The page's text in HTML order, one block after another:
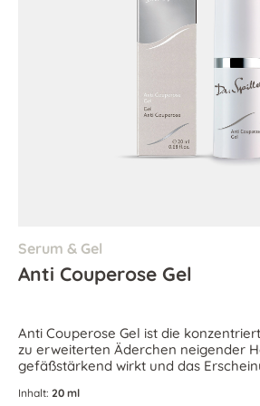
Serum & Gel
Anti Couperose Gel
Anti Couperose Gel ist die
zu erweiterten Äderchen neigender
gefäßstärkend wirkt und das
Inhalt: 20 ml